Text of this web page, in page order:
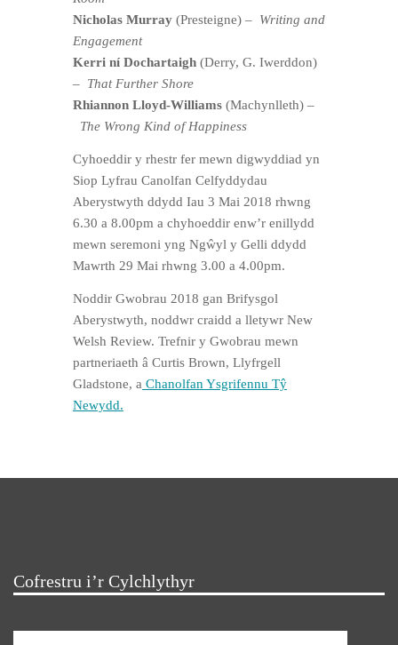
Nicholas Murray(Presteigne) – Writing and
Engagement
Kerri ní Dochartaigh(Derry, G. Iwerddon)
– That Further Shore
Rhiannon Lloyd-Williams(Machynlleth) –
The Wrong Kind of Happiness
Cyhoeddir y rhestr fer mewn digwyddiad yn
Siop Lyfrau Canolfan Celfyddydau
Aberystwyth ddydd Iau 3 Mai 2018 rhwng
6.30 a 8.00pm a chyhoeddir enw’r enillydd
mewn seremoni yng Ngŵyl y Gelli ddydd
Mawrth 29 Mai rhwng 3.00 a 4.00pm.
Noddir Gwobrau 2018 gan Brifysgol
Aberystwyth, noddwr craidd a lletywr New
Welsh Review. Trefnir y Gwobrau mewn
partneriaeth â Curtis Brown, Llyfrgell
Gladstone, a Chanolfan Ysgrifennu Tŷ
Newydd.
Cofrestru i’r Cylchlythyr